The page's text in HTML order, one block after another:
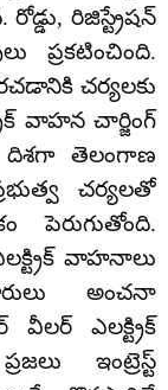
రిజిస్ట్రేషన్
ప్రకటించింది.
చర్యలకు
వాహన చార్జింగ్‌
దిశగా తెలంగాణ
చర్యలతో
పెరుగుతోంది.
వాహనాలు
అంచనా
వీలర్ ఎలక్ట్రిక్
ఇంట్రెస్ట్